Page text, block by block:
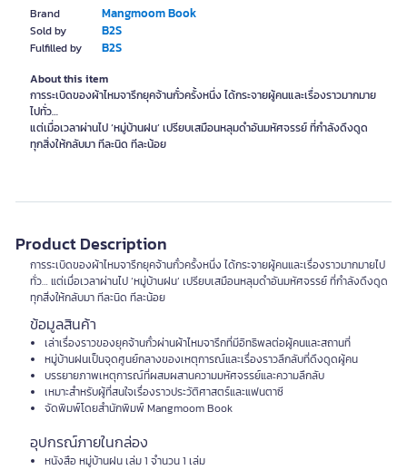
Brand Mangmoom Book
Sold by B2S
Fulfilled by B2S
About this item
การระเบิดของผ้าไหมจารึกยุคจ้านกั๋วครั้งหนึ่ง ได้กระจายผู้คนและเรื่องราวมากมาย
ไปทั่ว…
แต่เมื่อเวลาผ่านไป ‘หมู่บ้านฝน’ เปรียบเสมือนหลุมดำอันมหัศจรรย์ ที่กำลังดึงดูด
ทุกสิ่งให้กลับมา ทีละนิด ทีละน้อย
Product Description
การระเบิดของผ้าไหมจารึกยุคจ้านกั๋วครั้งหนึ่ง ได้กระจายผู้คนและเรื่องราวมากมายไป
ทั่ว… แต่เมื่อเวลาผ่านไป ‘หมู่บ้านฝน’ เปรียบเสมือนหลุมดำอันมหัศจรรย์ ที่กำลังดึงดูด
ทุกสิ่งให้กลับมา ทีละนิด ทีละน้อย
ข้อมูลสินค้า
เล่าเรื่องราวของยุคจ้านกั๋วผ่านผ้าไหมจารึกที่มีอิทธิพลต่อผู้คนและสถานที่
หมู่บ้านฝนเป็นจุดศูนย์กลางของเหตุการณ์และเรื่องราวลึกลับที่ดึงดูดผู้คน
บรรยายภาพเหตุการณ์ที่ผสมผสานความมหัศจรรย์และความลึกลับ
เหมาะสำหรับผู้ที่สนใจเรื่องราวประวัติศาสตร์และแฟนตาซี
จัดพิมพ์โดยสำนักพิมพ์ Mangmoom Book
อุปกรณ์ภายในกล่อง
หนังสือ หมู่บ้านฝน เล่ม 1 จำนวน 1 เล่ม